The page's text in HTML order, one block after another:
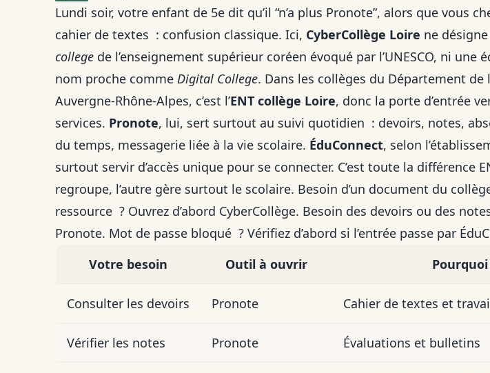
Lundi soir, votre enfant de 5e dit qu’il “n’a plus Pronote”, alors que vous
cahier de textes : confusion classique. Ici, CyberCollège Loire ne
college de l’enseignement supérieur coréen évoqué par l’UNESCO, ni une
nom proche comme Digital College. Dans les collèges du Département de
Auvergne-Rhône-Alpes, c’est l’ENT collège Loire, donc la porte d’entrée
services. Pronote, lui, sert surtout au suivi quotidien : devoirs, notes,
du temps, messagerie liée à la vie scolaire. ÉduConnect, selon
surtout servir d’accès unique pour se connecter. C’est toute la différence
regroupe, l’autre gère surtout le scolaire. Besoin d’un document du
ressource ? Ouvrez d’abord CyberCollège. Besoin des devoirs ou des
Pronote. Mot de passe bloqué ? Vérifiez d’abord si l’entrée passe par
Votre besoin
Outil à ouvrir Pourquoi
Consulter les devoirs Pronote Cahier de textes et
Vérifier les notes Pronote Évaluations et bulletins